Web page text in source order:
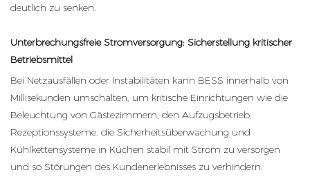
deutlich zu senken.
Unterbrechungsfreie Stromversorgung: Sicherstellung kritischer
Betriebsmittel
Bei Netzausfällen oder Instabilitäten kann BESS innerhalb von
Millisekunden umschalten, um kritische Einrichtungen wie die
Beleuchtung von Gästezimmern, den Aufzugsbetrieb,
Rezeptionssysteme, die Sicherheitsüberwachung und
Kühlkettensysteme in Küchen stabil mit Strom zu versorgen
und so Störungen des Kundenerlebnisses zu verhindern.